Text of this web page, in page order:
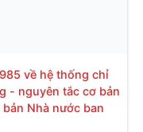
về hệ thống chỉ
- nguyên tắc cơ bản
Nhà nước ban